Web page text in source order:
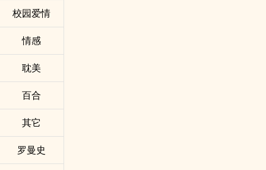
校园爱情
情感
耽美
百合
其它
罗曼史